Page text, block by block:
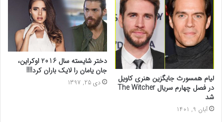
لیام همسورث جایگزین هنری کاویل
در فصل چهارم سریال The Witcher
شد
آبان 9, 1401
دختر شایسته سال 2016 اوکراین،
جان یامان را لایک باران کرد!!!!
دی 25, 1397